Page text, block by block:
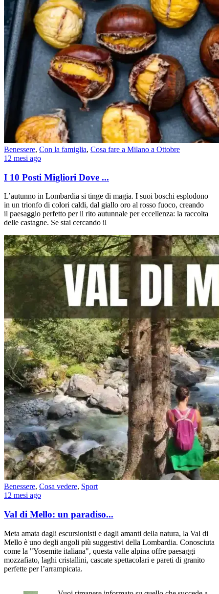
Benessere, Con la famiglia, Cosa fare a Milano a Ottobre
12 mesi ago
I 10 Posti Migliori Dove ...
L’autunno in Lombardia si tinge di magia. I suoi boschi esplodono
in un trionfo di colori caldi, dal giallo oro al rosso fuoco, creando
il paesaggio perfetto per il rito autunnale per eccellenza: la raccolta
delle castagne. Se stai cercando il
Benessere, Cosa vedere, Sport
12 mesi ago
Val di Mello: un paradiso...
Meta amata dagli escursionisti e dagli amanti della natura, la Val di
Mello è uno degli angoli più suggestivi della Lombardia. Conosciuta
come la "Yosemite italiana", questa valle alpina offre paesaggi
mozzafiato, laghi cristallini, cascate spettacolari e pareti di granito
perfette per l’arrampicata.